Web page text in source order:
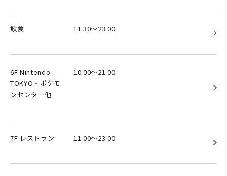
飲食 11:30～23:00
6F Nintendo
TOKYO・ポケモ
ンセンター他
10:00～21:00
7F レストラン 11:00～23:00